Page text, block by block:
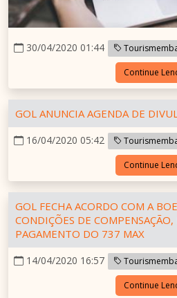
30/04/2020 01:44
Continue
GOL ANUNCIA AGENDA DE
16/04/2020 05:42
Continue
GOL FECHA ACORDO COM A
CONDIÇÕES DE
PAGAMENTO DO 737 MAX
14/04/2020 16:57
Continue